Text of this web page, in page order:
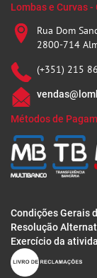
Lombas e Curvas
Rua Dom
2800-714
(+351) 215
Métodos de
Condições Gerais
Resolução
Exercício da